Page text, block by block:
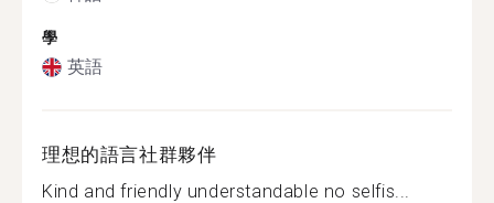
學
英語
理想的語言社群夥伴
Kind and friendly understandable no selfis...